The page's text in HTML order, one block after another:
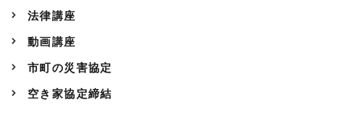
法律講座
動画講座
市町の災害協定
空き家協定締結